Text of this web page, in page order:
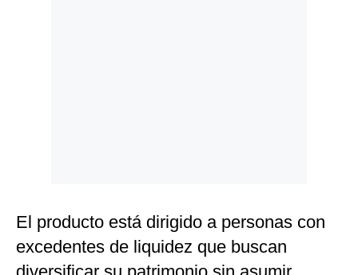
El producto está dirigido a personas con
excedentes de liquidez que buscan